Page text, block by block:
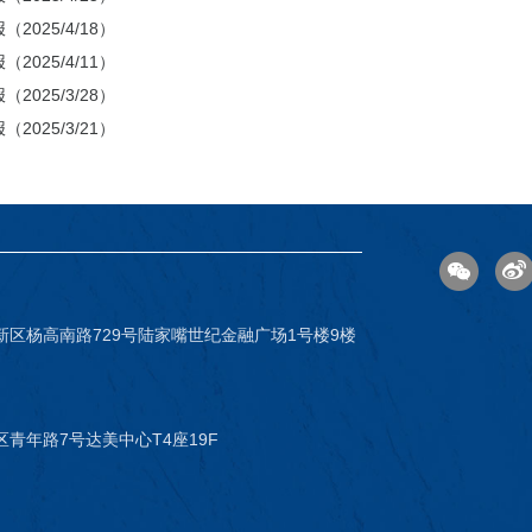
2025/4/18）
2025/4/11）
2025/3/28）
2025/3/21）
区杨高南路729号陆家嘴世纪金融广场1号楼9楼
青年路7号达美中心T4座19F